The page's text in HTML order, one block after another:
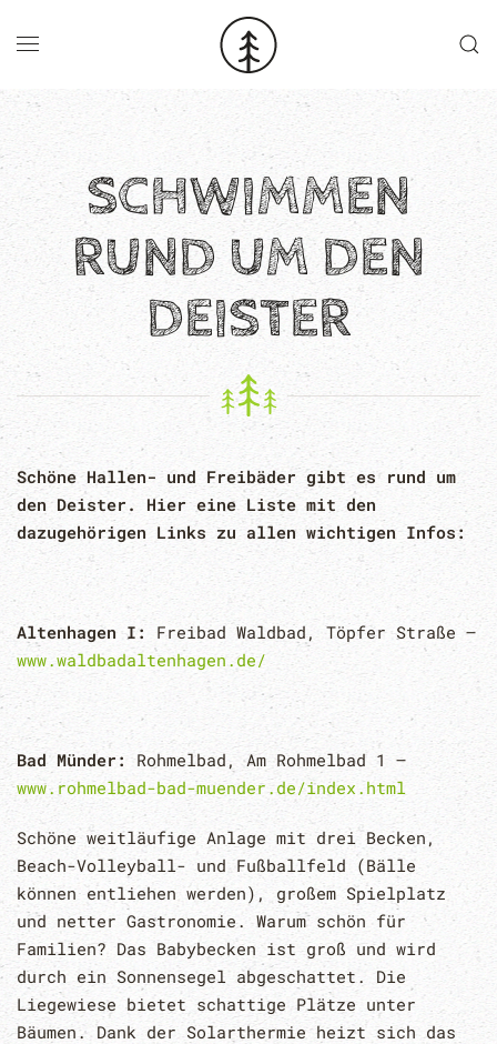
Skip to main content
SCHWIMMEN
RUND UM DEN
DEISTER
Schöne Hallen- und Freibäder gibt es rund um
den Deister. Hier eine Liste mit den
dazugehörigen Links zu allen wichtigen Infos:
Altenhagen I:
Freibad Waldbad, Töpfer Straße –
www.waldbadaltenhagen.de/
Bad Münder: Rohmelbad, Am Rohmelbad 1 –
www.rohmelbad-bad-muender.de/index.html
Schöne weitläufige Anlage mit drei Becken,
Beach-Volleyball- und Fußballfeld (Bälle
können entliehen werden), großem Spielplatz
und netter Gastronomie. Warum schön für
Familien? Das Babybecken ist groß und wird
durch ein Sonnensegel abgeschattet. Die
Liegewiese bietet schattige Plätze unter
Bäumen. Dank der Solarthermie heizt sich das